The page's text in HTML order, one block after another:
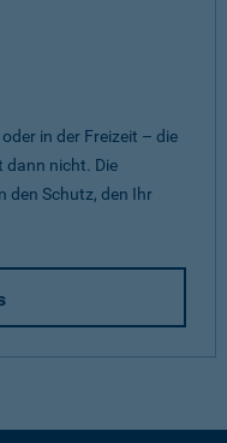
in der Freizeit – die
dann nicht. Die
den Schutz, den Ihr